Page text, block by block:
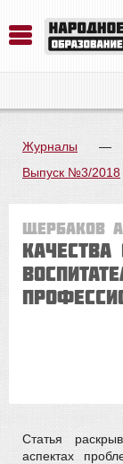
Журналы —
Выпуск №3/2018
Щербаков
Качества
Статья
аспектах